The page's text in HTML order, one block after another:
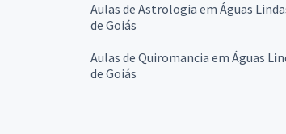
Aulas de Astrologia em Águas
de Goiás
Aulas de Quiromancia em Águas
de Goiás